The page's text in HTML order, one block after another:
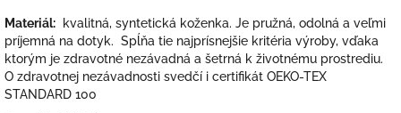
Materiál: kvalitná, syntetická koženka. Je pružná, odolná a veľmi
príjemná na dotyk. Spĺňa tie najprísnejšie kritéria výroby, vďaka
ktorým je zdravotné nezávadná a šetrná k životnému prostrediu.
O zdravotnej nezávadnosti svedčí i certifikát OEKO-TEX
STANDARD 100